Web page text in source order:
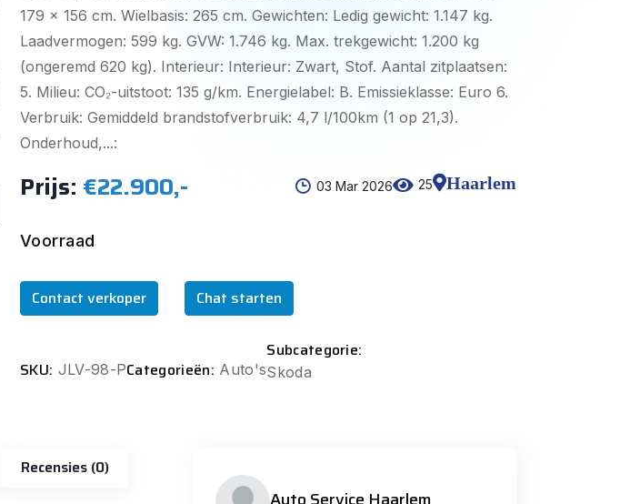
179 x 156 cm. Wielbasis: 265 cm. Gewichten: Ledig gewicht: 1.147 kg.
Laadvermogen: 599 kg. GVW: 1.746 kg. Max. trekgewicht: 1.200 kg
(ongeremd 620 kg). Interieur: Interieur: Zwart, Stof. Aantal zitplaatsen:
5. Milieu: CO₂-uitstoot: 135 g/km. Energielabel: B. Emissieklasse: Euro 6.
Verbruik: Gemiddeld brandstofverbruik: 4,7 l/100km (1 op 21,3).
Onderhoud,...:
Prijs: €22.900,- 03 Mar 2026 25 Haarlem
Voorraad
Contact verkoper Chat starten
SKU: JLV-98-PCategorieën: Auto's
Subcategorie:
Skoda
Recensies (0)